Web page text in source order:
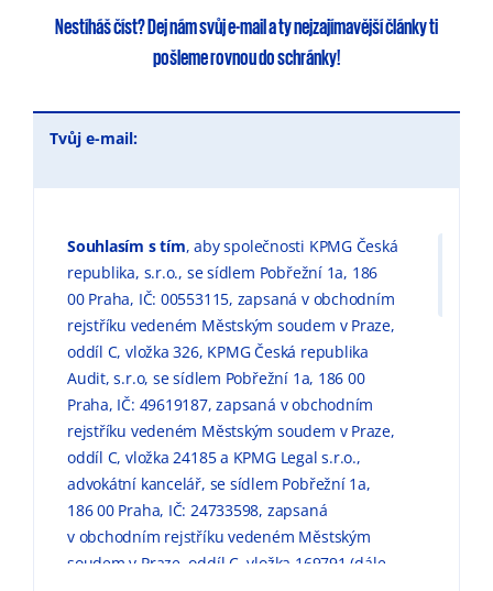
Nestíháš číst?Dej nám svůj e-maila tynejzajímavější článkyti
pošleme rovnou do schránky!
Tvůj e-mail:
Souhlasím s tím, aby společnosti KPMG Česká
republika, s.r.o., se sídlem Pobřežní 1a, 186
00 Praha, IČ: 00553115, zapsaná v obchodním
rejstříku vedeném Městským soudem v Praze,
oddíl C, vložka 326, KPMG Česká republika
Audit, s.r.o, se sídlem Pobřežní 1a, 186 00
Praha, IČ: 49619187, zapsaná v obchodním
rejstříku vedeném Městským soudem v Praze,
oddíl C, vložka 24185 a KPMG Legal s.r.o.,
advokátní kancelář, se sídlem Pobřežní 1a,
186 00 Praha, IČ: 24733598, zapsaná
v obchodním rejstříku vedeném Městským
soudem v Praze, oddíl C, vložka 169791 (dále